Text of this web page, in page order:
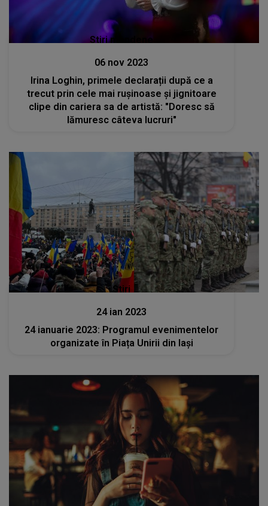
Stiri mondene
06 nov 2023
Irina Loghin, primele declarații după ce a
trecut prin cele mai rușinoase și jignitoare
clipe din cariera sa de artistă: "Doresc să
lămuresc câteva lucruri"
Stiri
24 ian 2023
24 ianuarie 2023: Programul evenimentelor
organizate în Piața Unirii din Iași